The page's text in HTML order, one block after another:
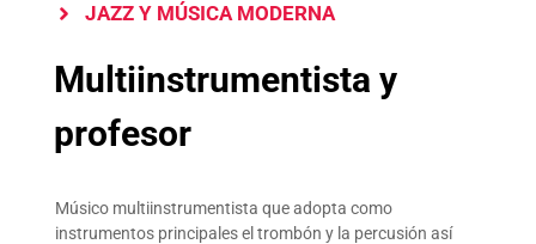
JAZZ Y MÚSICA MODERNA
Multiinstrumentista y
profesor
Músico multiinstrumentista que adopta como
instrumentos principales el trombón y la percusión así